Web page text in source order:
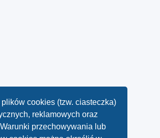
cookies (tzw. ciasteczka)
reklamowych oraz
przechowywania lub